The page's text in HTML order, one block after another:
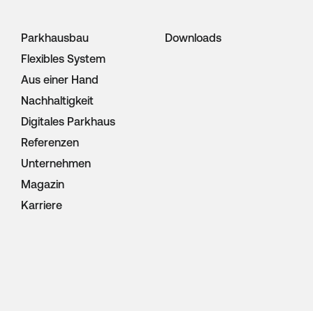
Parkhausbau
Flexibles System
Aus einer Hand
Nachhaltigkeit
Digitales Parkhaus
Referenzen
Unternehmen
Magazin
Karriere
Downloads